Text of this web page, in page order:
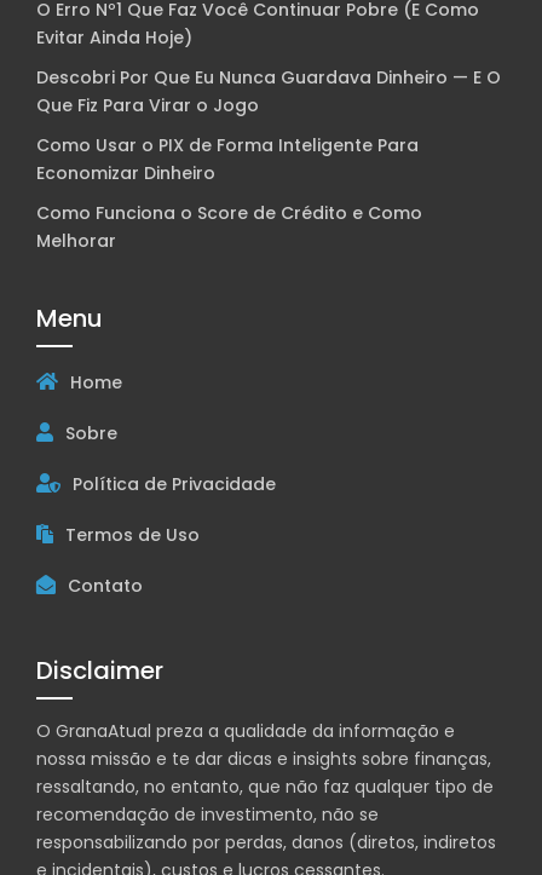
O Erro Nº1 Que Faz Você Continuar Pobre (E Como
Evitar Ainda Hoje)
Descobri Por Que Eu Nunca Guardava Dinheiro — E O
Que Fiz Para Virar o Jogo
Como Usar o PIX de Forma Inteligente Para
Economizar Dinheiro
Como Funciona o Score de Crédito e Como
Melhorar
Menu
Home
Sobre
Política de Privacidade
Termos de Uso
Contato
Disclaimer
O GranaAtual preza a qualidade da informação e
nossa missão e te dar dicas e insights sobre finanças,
ressaltando, no entanto, que não faz qualquer tipo de
recomendação de investimento, não se
responsabilizando por perdas, danos (diretos, indiretos
e incidentais), custos e lucros cessantes.